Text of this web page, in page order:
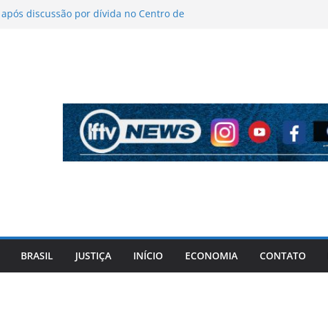
discussão por dívida no Centro de
tiros após criminosos invadirem
BRASIL JUSTIÇA INÍCIO ECONOMIA CONTATO